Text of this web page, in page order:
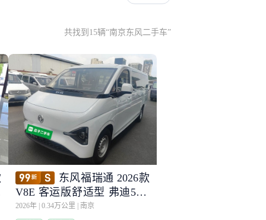
共找到15辆“南京东风二手车”
东风福瑞通 2026款
V8E 客运版舒适型 弗迪50.4
8kwh
2026年 0.34万公里 南京